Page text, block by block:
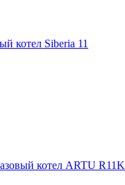
котел Siberia 11
котел ARTU R11K